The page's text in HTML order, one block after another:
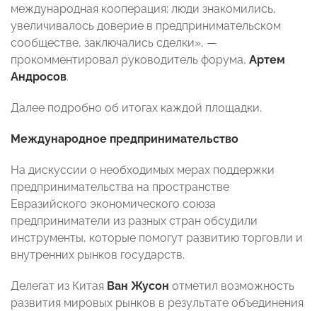
международная кооперация: люди знакомились,
увеличивалось доверие в предпринимательском
сообществе, заключались сделки», —
прокомментировал руководитель форума, Артем
Андросов.
Далее подробно об итогах каждой площадки.
Международное предпринимательство
На дискуссии о необходимых мерах поддержки
предпринимательства на пространстве
Евразийского экономического союза
предприниматели из разных стран обсудили
инструменты, которые помогут развитию торговли и
внутренних рынков государств.
Делегат из Китая Ван Жусон отметил возможность
развития мировых рынков в результате объединения